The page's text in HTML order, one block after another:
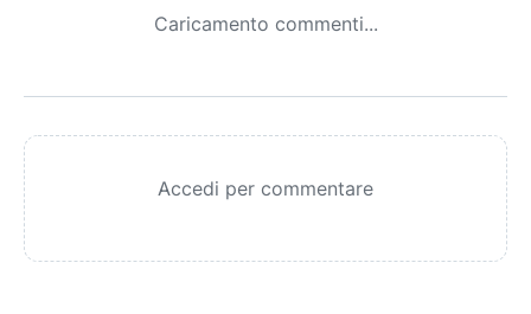
Caricamento commenti...
Accedi per commentare